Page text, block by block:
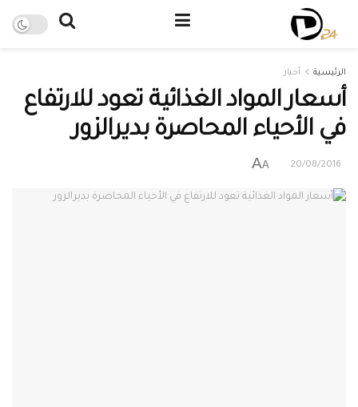
الرئيسية أخبار
أسعار المواد الغذائية تعود للارتفاع
في الأحياء المحاصرة بديرالزور
20/08/2016
A
A